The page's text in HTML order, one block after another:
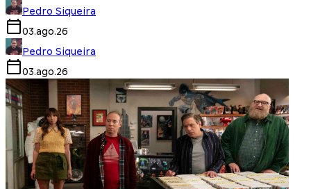
Pedro Siqueira
03.ago.26
Pedro Siqueira
03.ago.26